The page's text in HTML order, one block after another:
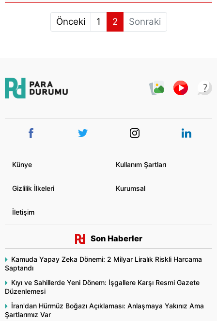
Önceki 1 2 Sonraki
Künye Kullanım Şartları
Gizlilik İlkeleri Kurumsal
İletişim
Son Haberler
Kamuda Yapay Zeka Dönemi: 2 Milyar Liralık Riskli Harcama
Saptandı
Kıyı ve Sahillerde Yeni Dönem: İşgallere Karşı Resmi Gazete
Düzenlemesi
İran'dan Hürmüz Boğazı Açıklaması: Anlaşmaya Yakınız Ama
Şartlarımız Var